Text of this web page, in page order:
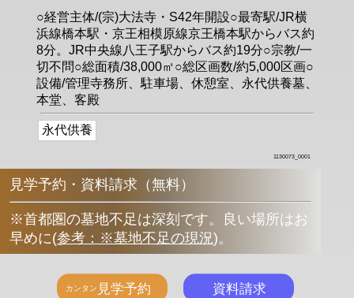
○経営主体/(宗)大法寺・S42年開設○最寄駅/JR横
浜線橋本駅・京王相模原線京王橋本駅からバス約
8分。JR中央線八王子駅からバス約19分○宗教/一
切不問○総面積/38,000㎡○総区画数/約5,000区画○
設備/管理寺務所、駐車場、休憩室、永代供養墓、
本堂、客殿
永代供養
1130073_0001
見学予約・資料請求（無料）
※首都圏の墓地不足は深刻です。良い場所はお
早めに(参考：※墓地不足の現況)。